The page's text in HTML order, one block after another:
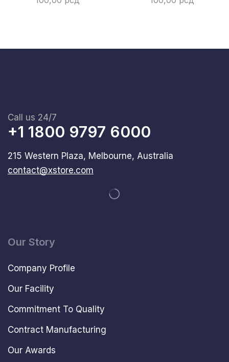
Call us 24/7
+1 1800 9797 6000
215 Western Plaza, Melbourne, Australia
contact@xstore.com
Our Story
Company Profile
Our Facility
Commitment To Quality
Contract Manufacturing
Our Awards